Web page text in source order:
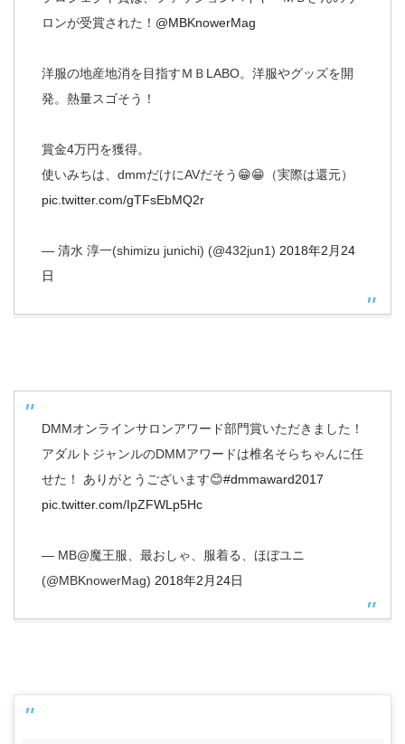
ロンが受賞された！ @MBKnowerMag
洋服の地産地消を目指すＭＢLABO。洋服やグッズを開
発。熱量スゴそう！
賞金4万円を獲得。
使いみちは、dmmだけにAVだそう😁😁（実際は還元）
pic.twitter.com/gTFsEbMQ2r
— 清水 淳一(shimizu junichi) (@432jun1) 2018年2月24
日
DMMオンラインサロンアワード部門賞いただきました！
アダルトジャンルのDMMアワードは椎名そらちゃんに任
せた！ ありがとうございます😊#dmmaward2017
pic.twitter.com/IpZFWLp5Hc
— MB@魔王服、最おしゃ、服着る、ほぼユニ
(@MBKnowerMag) 2018年2月24日